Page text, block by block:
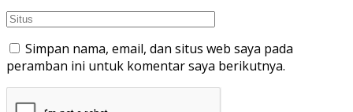
Simpan nama, email, dan situs web saya pada
peramban ini untuk komentar saya berikutnya.